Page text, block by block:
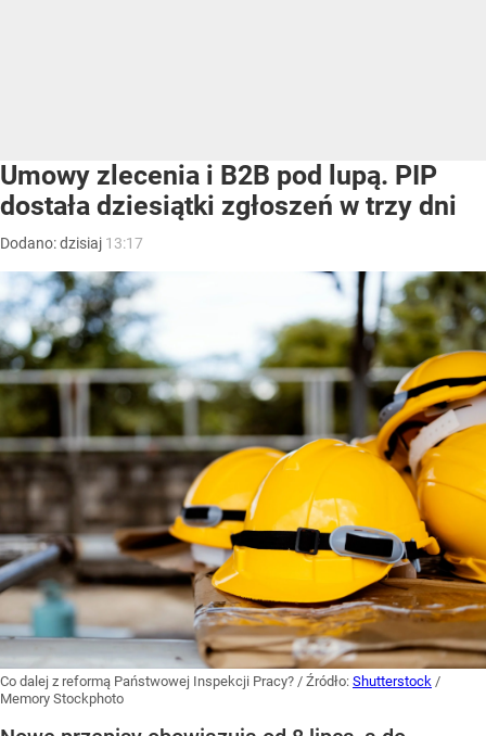
Umowy zlecenia i B2B pod lupą. PIP
dostała dziesiątki zgłoszeń w trzy dni
Dodano:dzisiaj 13:17
Co dalej z reformą Państwowej Inspekcji Pracy? / Źródło: Shutterstock /
Memory Stockphoto